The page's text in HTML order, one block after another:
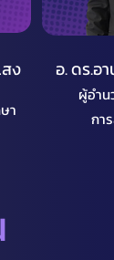
อ. ดร.อ
ผู้อำ
กา
ง
า